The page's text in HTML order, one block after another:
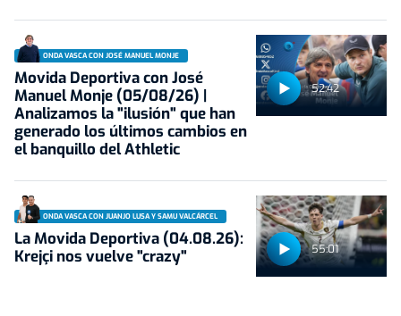
52:42
ONDA VASCA CON JOSÉ MANUEL MONJE
Movida Deportiva con José
Manuel Monje (05/08/26) |
Analizamos la "ilusión" que han
generado los últimos cambios en
el banquillo del Athletic
55:01
ONDA VASCA CON JUANJO LUSA Y SAMU VALCÁRCEL
La Movida Deportiva (04.08.26):
Krejçi nos vuelve "crazy"